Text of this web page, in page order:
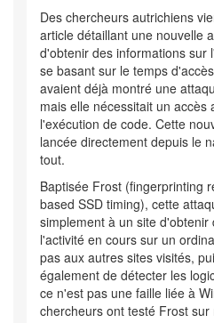
Des chercheurs autrichiens
article détaillant une nouvelle
d'obtenir des informations sur
se basant sur le temps
avaient déjà montré une
mais elle nécessitait un accès
l'exécution de code. Cette
lancée directement depuis le
tout.
Baptisée Frost (fingerprinting
based SSD timing), cette
simplement à un site
l'activité en cours sur un
pas aux autres sites visités,
également de détecter les
ce n'est pas une faille liée à
chercheurs ont testé Frost